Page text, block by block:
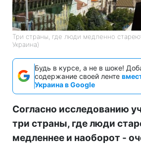
Три страны, где люди медленно
Украина)
Будь в курсе, а не в шоке!
содержание своей ленте
Украина в Google
Согласно исследованию
три страны, где люди
медленнее и наоборот -